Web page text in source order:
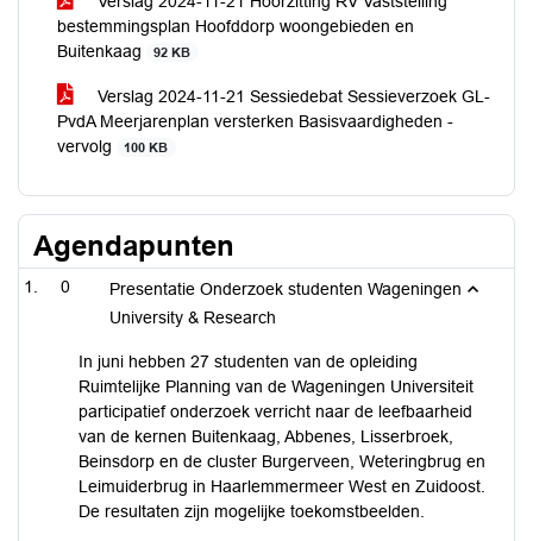
bestemmingsplan Hoofddorp woongebieden en
Buitenkaag
92 KB
Verslag 2024-11-21 Sessiedebat Sessieverzoek GL-
PvdA Meerjarenplan versterken Basisvaardigheden -
vervolg
100 KB
Agendapunten
0
Presentatie Onderzoek studenten Wageningen
University & Research
In juni hebben 27 studenten van de opleiding
Ruimtelijke Planning van de Wageningen Universiteit
participatief onderzoek verricht naar de leefbaarheid
van de kernen Buitenkaag, Abbenes, Lisserbroek,
Beinsdorp en de cluster Burgerveen, Weteringbrug en
Leimuiderbrug in Haarlemmermeer West en Zuidoost.
De resultaten zijn mogelijke toekomstbeelden.